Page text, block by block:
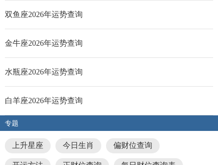
双鱼座2026年运势查询
金牛座2026年运势查询
水瓶座2026年运势查询
白羊座2026年运势查询
专题
上升星座 今日生肖 偏财位查询